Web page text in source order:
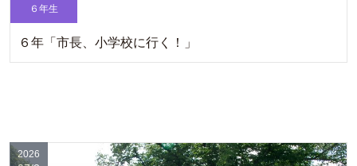
６年生
６年「市長、小学校に行く！」
2026